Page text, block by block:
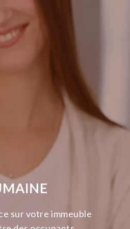
sur votre immeuble